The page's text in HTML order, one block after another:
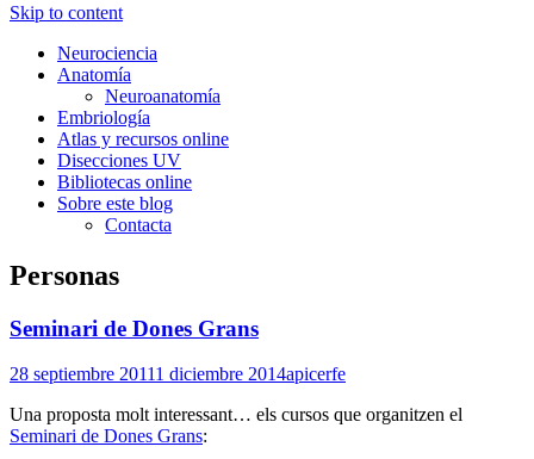
Skip to content
Neurociencia
Anatomía
Neuroanatomía
Embriología
Atlas y recursos online
Disecciones UV
Bibliotecas online
Sobre este blog
Contacta
Personas
Seminari de Dones Grans
28 septiembre 20111 diciembre 2014apicerfe
Una proposta molt interessant… els cursos que organitzen el
Seminari de Dones Grans: